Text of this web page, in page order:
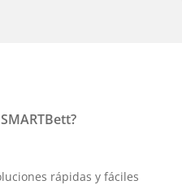
rápidas y fáciles